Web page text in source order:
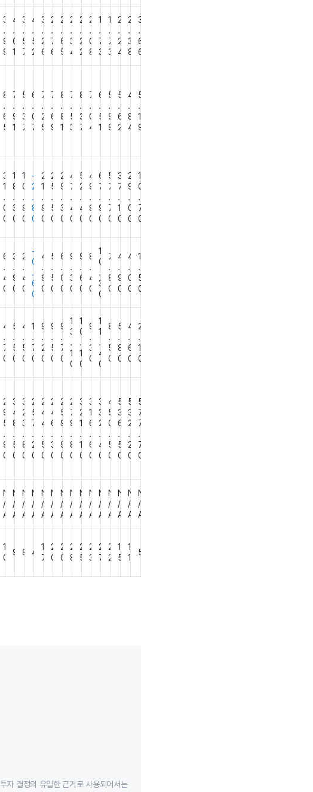
3
.
9
9
4
.
0
1
3
.
5
7
4
.
5
2
3
.
2
6
2
.
7
6
2
.
6
5
2
.
3
4
2
.
2
2
2
.
0
8
1
.
7
3
1
.
7
3
2
.
2
4
2
.
3
8
3
.
6
6
8
.
6
5
7
.
9
1
5
.
3
7
6
.
0
7
7
.
2
5
7
.
6
9
8
.
8
1
7
.
5
3
8
.
3
7
7
.
0
4
6
.
5
1
5
.
9
9
5
.
6
2
4
.
8
4
5
.
1
9
3
1
.
0
0
1
8
.
3
0
1
0
.
9
0
-
2
.
8
0
2
1
.
9
0
2
5
.
5
0
2
9
.
3
0
4
7
.
4
0
5
2
.
4
0
4
9
.
9
0
6
7
.
9
0
5
7
.
7
0
3
7
.
1
0
2
9
.
0
0
1
0
.
7
0
6
.
4
0
3
.
9
0
2
.
4
0
-
0
.
6
0
4
.
9
0
5
.
5
0
6
.
0
0
9
.
3
0
9
.
6
0
8
.
4
0
1
0
.
3
0
7
.
8
0
4
.
9
0
4
.
0
0
1
.
5
0
4
.
7
0
5
.
5
0
4
.
5
0
1
.
7
0
9
.
2
0
9
.
5
0
9
.
7
0
1
3
.
1
0
1
0
.
1
0
9
.
3
0
1
1
.
4
0
8
.
5
0
5
.
8
0
4
.
6
0
2
.
1
0
2
9
5
.
9
0
3
4
8
.
5
0
3
2
3
.
8
0
2
5
7
.
2
0
2
4
4
.
5
0
2
4
6
.
3
0
2
5
9
.
9
0
2
7
9
.
8
0
3
2
1
.
1
0
3
1
6
.
6
0
3
3
2
.
4
0
4
5
0
.
5
0
5
3
6
.
5
0
5
3
2
.
2
0
5
7
7
.
7
0
N
/
A
N
/
A
N
/
A
N
/
A
N
/
A
N
/
A
N
/
A
N
/
A
N
/
A
N
/
A
N
/
A
N
/
A
N
/
A
N
/
A
N
/
A
1
0
9 9 4
1
7
2
0
2
0
2
8
2
5
2
3
2
7
2
2
1
5
1
1
5
자 결정의 유일한 근거로 사용되어서는